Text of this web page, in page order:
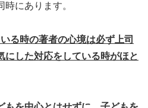
にあります。
る時の著者の心境は必ず上司
にした対応をしている時がほと